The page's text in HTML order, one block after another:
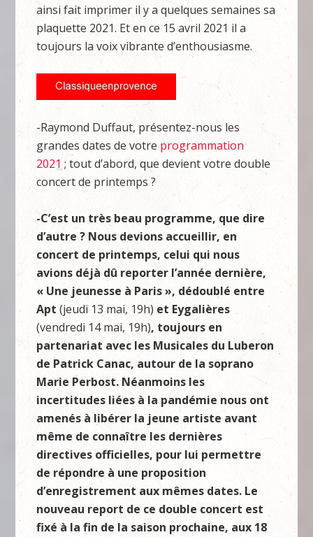
ainsi fait imprimer il y a quelques semaines sa
plaquette 2021. Et en ce 15 avril 2021 il a
toujours la voix vibrante d’enthousiasme.
-Raymond Duffaut, présentez-nous les
grandes dates de votre programmation
2021 ; tout d’abord, que devient votre double
concert de printemps ?
-C’est un très beau programme, que dire
d’autre ? Nous devions accueillir, en
concert de printemps, celui qui nous
avions déjà dû reporter l’année dernière,
« Une jeunesse à Paris », dédoublé entre
Apt(jeudi 13 mai, 19h) et Eygalières
(vendredi 14 mai, 19h), toujours en
partenariat avec les Musicales du Luberon
de Patrick Canac, autour de la soprano
Marie Perbost. Néanmoins les
incertitudes liées à la pandémie nous ont
amenés à libérer la jeune artiste avant
même de connaître les dernières
directives officielles, pour lui permettre
de répondre à une proposition
d’enregistrement aux mêmes dates. Le
nouveau report de ce double concert est
fixé à la fin de la saison prochaine, aux 18